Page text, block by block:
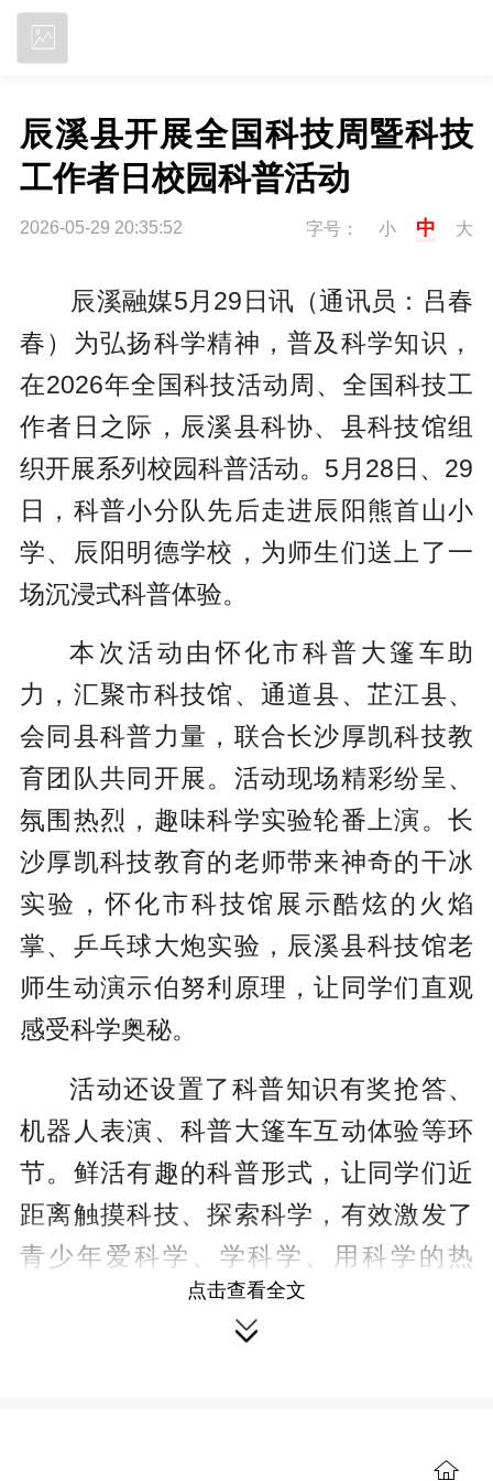
辰溪县开展全国科技周暨科技
工作者日校园科普活动
2026-05-29 20:35:52 字号： 小 中 大
辰溪融媒5月29日讯（通讯员：吕春
春） 为弘扬科学精神，普及科学知识，
在2026年全国科技活动周、全国科技工
作者日之际，辰溪县科协、县科技馆组
织开展系列校园科普活动。5月28日、29
日，科普小分队先后走进辰阳熊首山小
学、辰阳明德学校，为师生们送上了一
场沉浸式科普体验。
本次活动由怀化市科普大篷车助
力，汇聚市科技馆、通道县、芷江县、
会同县科普力量，联合长沙厚凯科技教
育团队共同开展。活动现场精彩纷呈、
氛围热烈，趣味科学实验轮番上演。长
沙厚凯科技教育的老师带来神奇的干冰
实验，怀化市科技馆展示酷炫的火焰
掌、乒乓球大炮实验，辰溪县科技馆老
师生动演示伯努利原理，让同学们直观
感受科学奥秘。
活动还设置了科普知识有奖抢答、
机器人表演、科普大篷车互动体验等环
节。鲜活有趣的科普形式，让同学们近
距离触摸科技、探索科学，有效激发了
青少年爱科学、学科学、用科学的热
情，切实提升了县域青少年科学素养。
点击查看全文
